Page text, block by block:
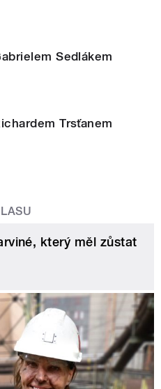
Sedlákem
Trsťanem
který měl zůstat